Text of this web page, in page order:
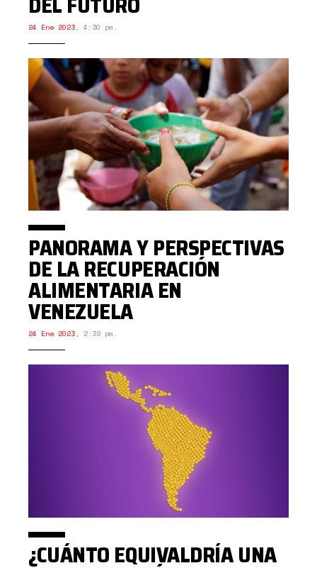
24 Ene 2023, 4:30 pm.
PANORAMA Y PERSPECTIVAS
DE LA RECUPERACIÓN
ALIMENTARIA EN
VENEZUELA
24 Ene 2023, 2:39 pm.
¿CUÁNTO EQUIVALDRÍA UNA